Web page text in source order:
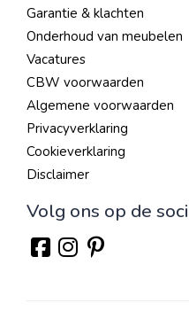
Garantie & klachten
Onderhoud van meubelen
Vacatures
CBW voorwaarden
Algemene voorwaarden
Privacyverklaring
Cookieverklaring
Disclaimer
Volg ons op de